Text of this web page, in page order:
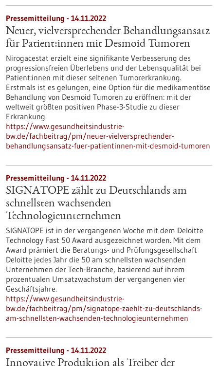
Pressemitteilung - 14.11.2022
Neuer, vielversprechender Behandlungsansatz
für Patient:innen mit Desmoid Tumoren
Nirogacestat erzielt eine signifikante Verbesserung des
progressionsfreien Überlebens und der Lebensqualität bei
Patient:innen mit dieser seltenen Tumorerkrankung.
Erstmals ist es gelungen, eine Option für die medikamentöse
Behandlung von Desmoid Tumoren zu eröffnen: mit der
weltweit größten positiven Phase-3-Studie zu dieser
Erkrankung.
https://www.gesundheitsindustrie-
bw.de/fachbeitrag/pm/neuer-vielversprechender-
behandlungsansatz-fuer-patientinnen-mit-desmoid-tumoren
Pressemitteilung - 14.11.2022
SIGNATOPE zählt zu Deutschlands am
schnellsten wachsenden
Technologieunternehmen
SIGNATOPE ist in der vergangenen Woche mit dem Deloitte
Technology Fast 50 Award ausgezeichnet worden. Mit dem
Award prämiert die Beratungs- und Prüfungsgesellschaft
Deloitte jedes Jahr die 50 am schnellsten wachsenden
Unternehmen der Tech-Branche, basierend auf ihrem
prozentualen Umsatzwachstum der vergangenen vier
Geschäftsjahre.
https://www.gesundheitsindustrie-
bw.de/fachbeitrag/pm/signatope-zaehlt-zu-deutschlands-
am-schnellsten-wachsenden-technologieunternehmen
Pressemitteilung - 14.11.2022
Innovative Produktion als Treiber der